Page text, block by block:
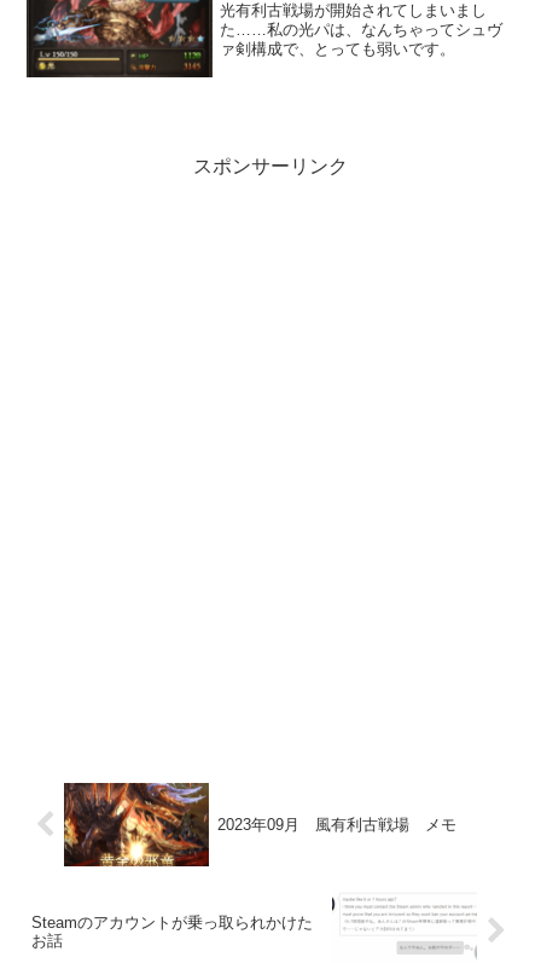
光有利古戦場が開始されてしまいまし
た……私の光パは、なんちゃってシュヴ
ァ剣構成で、とっても弱いです。
スポンサーリンク
2023年09月 風有利古戦場 メモ
Steamのアカウントが乗っ取られかけた
お話